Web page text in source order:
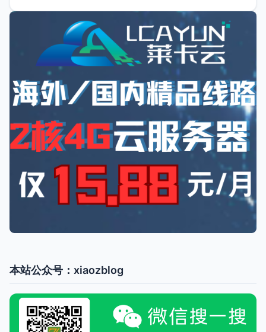
本站公众号：xiaozblog